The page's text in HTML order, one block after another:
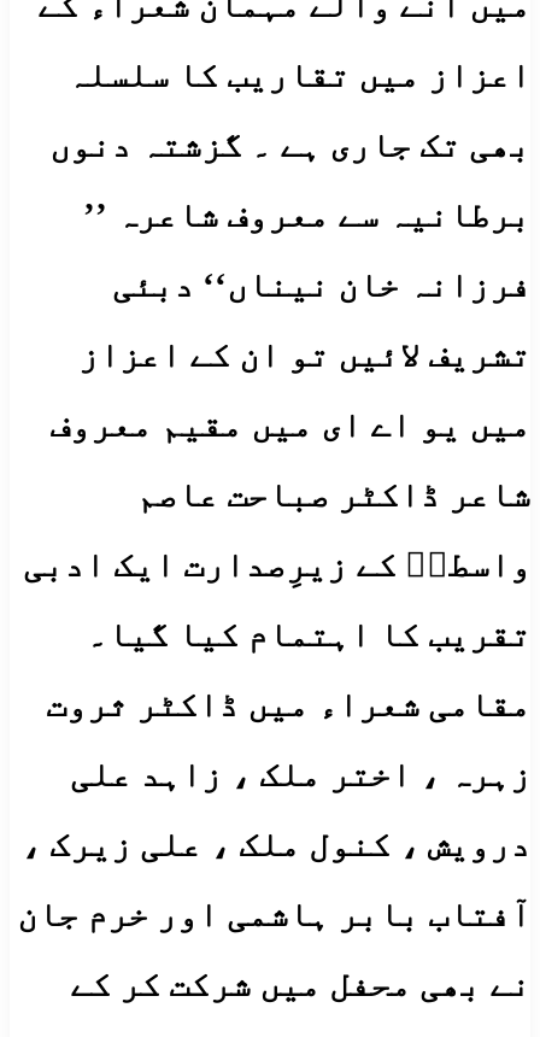
اعزاز میں تقاریب کا سلسلہ
بھی تک جاری ہے ۔ گزشتہ دنوں
برطانیہ سے معروف شاعرہ ’’
فرزانہ خان نیناں‘‘ دبئی
تشریف لائیں تو ان کے اعزاز
میں یو اے ای میں مقیم معروف
شاعر ڈاکٹر صباحت عاصم
واسطیؔ کے زیرِصدارت ایک ادبی
تقریب کا اہتمام کیا گیا۔
مقامی شعراء میں ڈاکٹر ثروت
زہرہ ، اختر ملک ، زاہد علی
درویش ، کنول ملک ، علی زیرک ،
آفتاب بابر ہاشمی اور خرم جان
نے بھی محفل میں شرکت کر کے